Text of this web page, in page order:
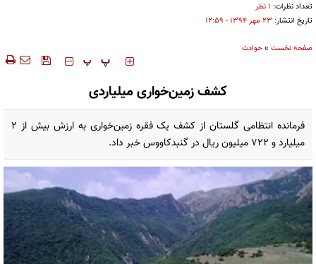
تعداد نظرات: ۱ نظر
تاریخ انتشار: ۲۳ مهر ۱۳۹۴ - ۱۲:۵۹
صفحه نخست »حوادث
‍‍‍ پ پ
کشف زمین‌خواری میلیاردی
فرمانده انتظامی گلستان از کشف یک فقره زمین‌خواری به ارزش بیش از ۲
میلیارد و ۷۲۲ میلیون ریال در گنبدکاووس خبر داد.